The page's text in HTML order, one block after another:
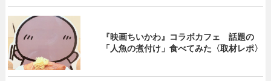
『映画ちいかわ』コラボカフェ 話題の
「人魚の煮付け」食べてみた〈取材レポ〉